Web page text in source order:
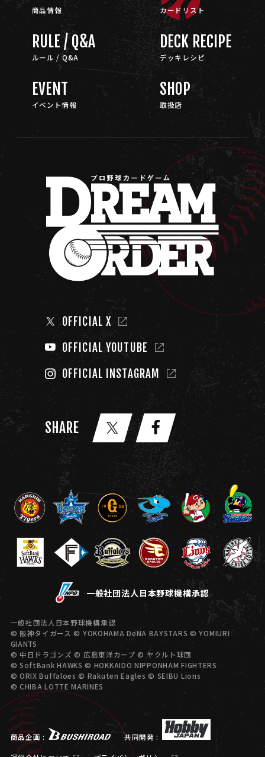
商品情報 カードリスト
RULE / Q&A
ルール / Q&A
DECK RECIPE
デッキレシピ
EVENT
イベント情報
SHOP
取扱店
OFFICIAL X
OFFICIAL YOUTUBE
OFFICIAL INSTAGRAM
SHARE
一般社団法人日本野球機構承認
一般社団法人日本野球機構承認
© 阪神タイガース © YOKOHAMA DeNA BAYSTARS © YOMIURI
GIANTS
© 中日ドラゴンズ © 広島東洋カープ © ヤクルト球団
© SoftBank HAWKS © HOKKAIDO NIPPONHAM FIGHTERS
© ORIX Buffaloes © Rakuten Eagles © SEIBU Lions
© CHIBA LOTTE MARINES
商品企画 : 共同開発 :